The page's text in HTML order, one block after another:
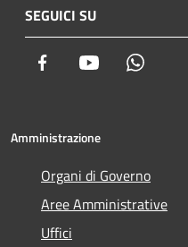
SEGUICI SU
Facebook Youtube
Amministrazione
Organi di Governo
Aree Amministrative
Uffici